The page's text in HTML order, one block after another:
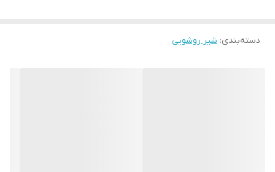
دسته‌بندی: شیر روشویی